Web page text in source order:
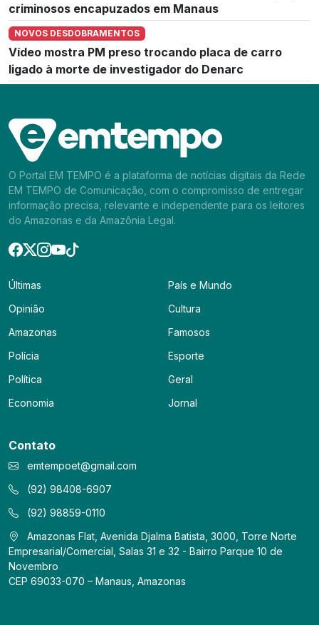
criminosos encapuzados em Manaus
NOVOS DESDOBRAMENTOS
Vídeo mostra PM preso trocando placa de carro
ligado à morte de investigador do Denarc
O Portal EM TEMPO é a plataforma de notícias digitais da Rede
EM TEMPO de Comunicação, com o compromisso de entregar
informação precisa, relevante e independente para os leitores
do Amazonas e da Amazônia Legal.
Últimas
Opinião
Amazonas
Polícia
Política
Economia
País e Mundo
Cultura
Famosos
Esporte
Geral
Jornal
Contato
emtempoet@gmail.com
(92) 98408-6907
(92) 98859-0110
Amazonas Flat, Avenida Djalma Batista, 3000, Torre Norte
Empresarial/Comercial, Salas 31 e 32 - Bairro Parque 10 de
Novembro
CEP 69033-070 – Manaus, Amazonas